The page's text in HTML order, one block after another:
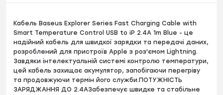
Кабель Baseus Explorer Series Fast Charging Cable with
Smart Temperature Control USB to iP 2.4A 1m Blue - це
надійний кабель для швидкої зарядки та передачі даних,
розроблений для пристроїв Apple з роз'ємом Lightning.
Завдяки інтелектуальній системі контролю температури,
цей кабель захищає акумулятор, запобігаючи перегріву
та продовжуючи термін його служби.ПОТУЖНІСТЬ
ЗАРЯДЖАННЯ ДО 2.4AЗабезпечує швидке та стабільне